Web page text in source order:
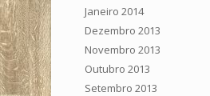
Janeiro 2014
Dezembro 2013
Novembro 2013
Outubro 2013
Setembro 2013